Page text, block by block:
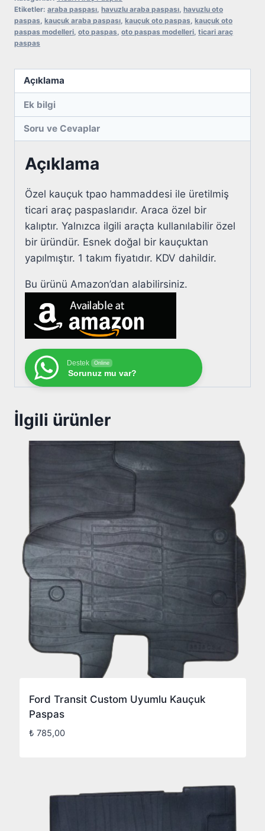
Uyumlu
Kauçuk
Paspas
Etiketler: araba paspası havuzlu araba paspası havuzlu oto
paspas kauçuk araba paspası kauçuk oto paspas kauçuk oto
paspas modelleri oto paspas oto paspas modelleri ticari araç
paspas
Açıklama
Ek bilgi
Soru ve Cevaplar
Açıklama
Özel kauçuk tpao hammaddesi ile üretilmiş
ticari araç paspaslarıdır. Araca özel bir
kalıptır. Yalnızca ilgili araçta kullanılabilir özel
bir üründür. Esnek doğal bir kauçuktan
yapılmıştır. 1 takım fiyatıdır. KDV dahildir.
Bu ürünü Amazon’dan alabilirsiniz.
Destek Online
Sorunuz mu var?
İlgili ürünler
Ford Transit Custom Uyumlu Kauçuk
Paspas
₺ 785,00